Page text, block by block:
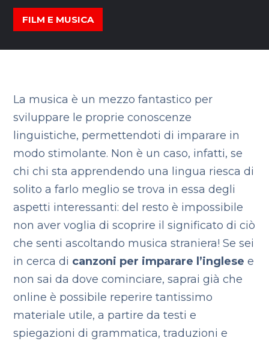
FILM E MUSICA
La musica è un mezzo fantastico per
sviluppare le proprie conoscenze
linguistiche, permettendoti di imparare in
modo stimolante. Non è un caso, infatti, se
chi chi sta apprendendo una lingua riesca di
solito a farlo meglio se trova in essa degli
aspetti interessanti: del resto è impossibile
non aver voglia di scoprire il significato di ciò
che senti ascoltando musica straniera! Se sei
in cerca di canzoni per imparare l’inglesee
non sai da dove cominciare, saprai già che
online è possibile reperire tantissimo
materiale utile, a partire da testi e
spiegazioni di grammatica, traduzioni e